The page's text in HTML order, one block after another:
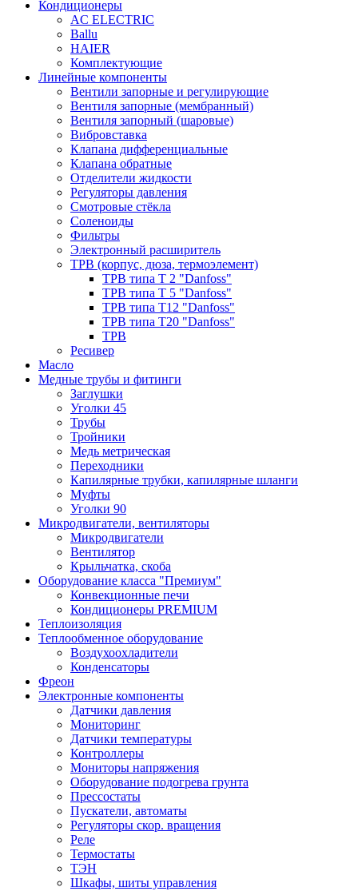
Кондиционеры
AC ELECTRIC
Ballu
HAIER
Комплектующие
Линейные компоненты
Вентили запорные и регулирующие
Вентиля запорные (мембранный)
Вентиля запорный (шаровые)
Вибровставка
Клапана дифференциальные
Клапана обратные
Отделители жидкости
Регуляторы давления
Смотровые стёкла
Соленоиды
Фильтры
Электронный расширитель
ТРВ (корпус, дюза, термоэлемент)
ТРВ типа Т 2 "Danfoss"
ТРВ типа Т 5 "Danfoss"
ТРВ типа Т12 "Danfoss"
ТРВ типа Т20 "Danfoss"
ТРВ
Ресивер
Масло
Медные трубы и фитинги
Заглушки
Уголки 45
Трубы
Тройники
Медь метрическая
Переходники
Капилярные трубки, капилярные шланги
Муфты
Уголки 90
Микродвигатели, вентиляторы
Микродвигатели
Вентилятор
Крыльчатка, скоба
Оборудование класса "Премиум"
Конвекционные печи
Кондиционеры PREMIUM
Теплоизоляция
Теплообменное оборудование
Воздухоохладители
Конденсаторы
Фреон
Электронные компоненты
Датчики давления
Мониторинг
Датчики температуры
Контроллеры
Мониторы напряжения
Оборудование подогрева грунта
Прессостаты
Пускатели, автоматы
Регуляторы скор. вращения
Реле
Термостаты
ТЭН
Шкафы, шиты управления